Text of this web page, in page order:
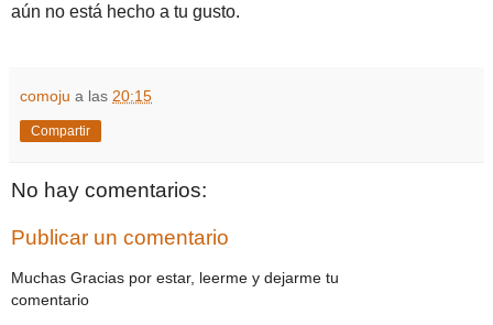
aún no está hecho a tu gusto.
comoju a las 20:15
Compartir
No hay comentarios:
Publicar un comentario
Muchas Gracias por estar, leerme y dejarme tu
comentario